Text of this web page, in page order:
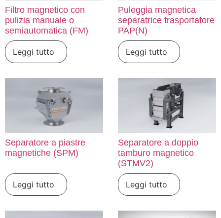
Filtro magnetico con
pulizia manuale o
semiautomatica (FM)
Leggi tutto
Puleggia magnetica
separatrice trasportatore
PAP(N)
Leggi tutto
Separatore a piastre
magnetiche (SPM)
Leggi tutto
Separatore a doppio
tamburo magnetico
(STMV2)
Leggi tutto